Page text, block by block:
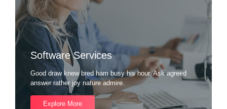
Software Services
Good draw knew bred ham busy his hour. Ask agreed
answer rather joy nature admire.
Explore More